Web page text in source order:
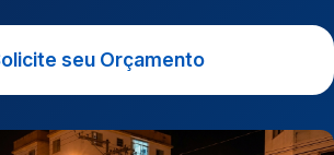
seu Orçamento